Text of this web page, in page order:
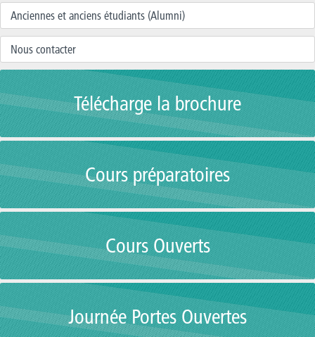
Anciennes et anciens étudiants (Alumni)
Nous contacter
Télécharge la brochure
Cours préparatoires
Cours Ouverts
Journée Portes Ouvertes